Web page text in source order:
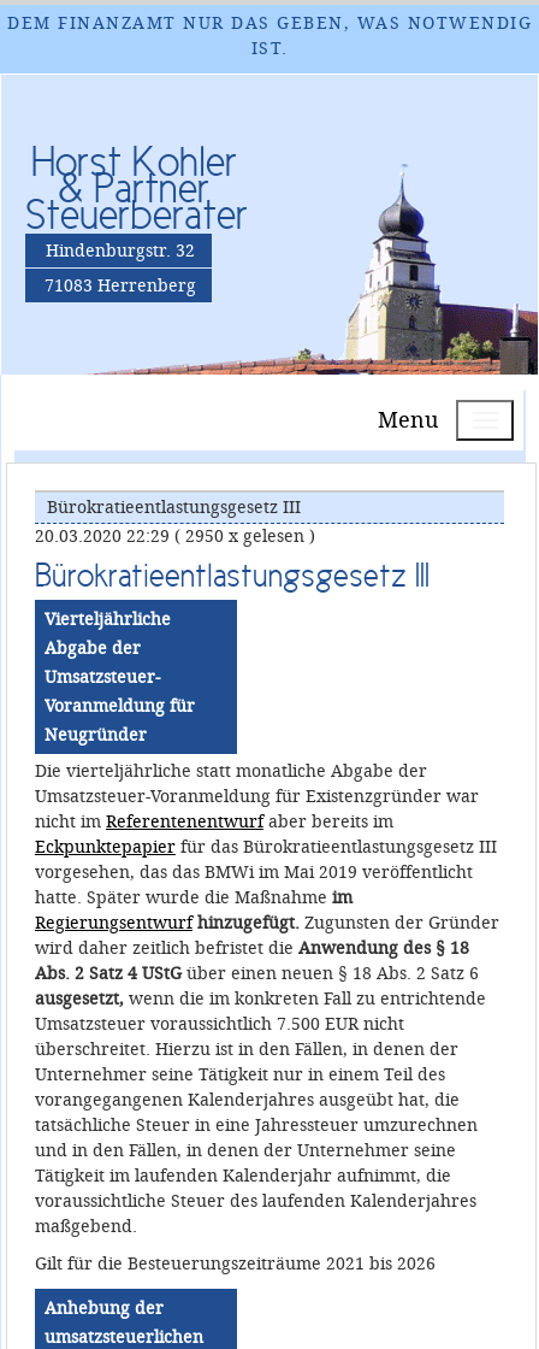
DEM FINANZAMT NUR DAS GEBEN, WAS NOTWENDIG
IST.
Horst Kohler
& Partner
Steuerberater
Hindenburgstr. 32
71083 Herrenberg
Menu
Bürokratieentlastungsgesetz III
20.03.2020 22:29 ( 2950 x gelesen )
Bürokratieentlastungsgesetz III
Vierteljährliche
Abgabe der
Umsatzsteuer-
Voranmeldung für
Neugründer
Die vierteljährliche statt monatliche Abgabe der
Umsatzsteuer-Voranmeldung für Existenzgründer war
nicht im Referentenentwurfaber bereits im
Eckpunktepapierfür das Bürokratieentlastungsgesetz III
vorgesehen, das das BMWi im Mai 2019 veröffentlicht
hatte. Später wurde die Maßnahme im
Regierungsentwurf hinzugefügt. Zugunsten der Gründer
wird daher zeitlich befristet die Anwendung des § 18
Abs. 2 Satz 4 UStGüber einen neuen § 18 Abs. 2 Satz 6
ausgesetzt, wenn die im konkreten Fall zu entrichtende
Umsatzsteuer voraussichtlich 7.500 EUR nicht
überschreitet. Hierzu ist in den Fällen, in denen der
Unternehmer seine Tätigkeit nur in einem Teil des
vorangegangenen Kalenderjahres ausgeübt hat, die
tatsächliche Steuer in eine Jahressteuer umzurechnen
und in den Fällen, in denen der Unternehmer seine
Tätigkeit im laufenden Kalenderjahr aufnimmt, die
voraussichtliche Steuer des laufenden Kalenderjahres
maßgebend.
Gilt für die Besteuerungszeiträume 2021 bis 2026
Anhebung der
umsatzsteuerlichen